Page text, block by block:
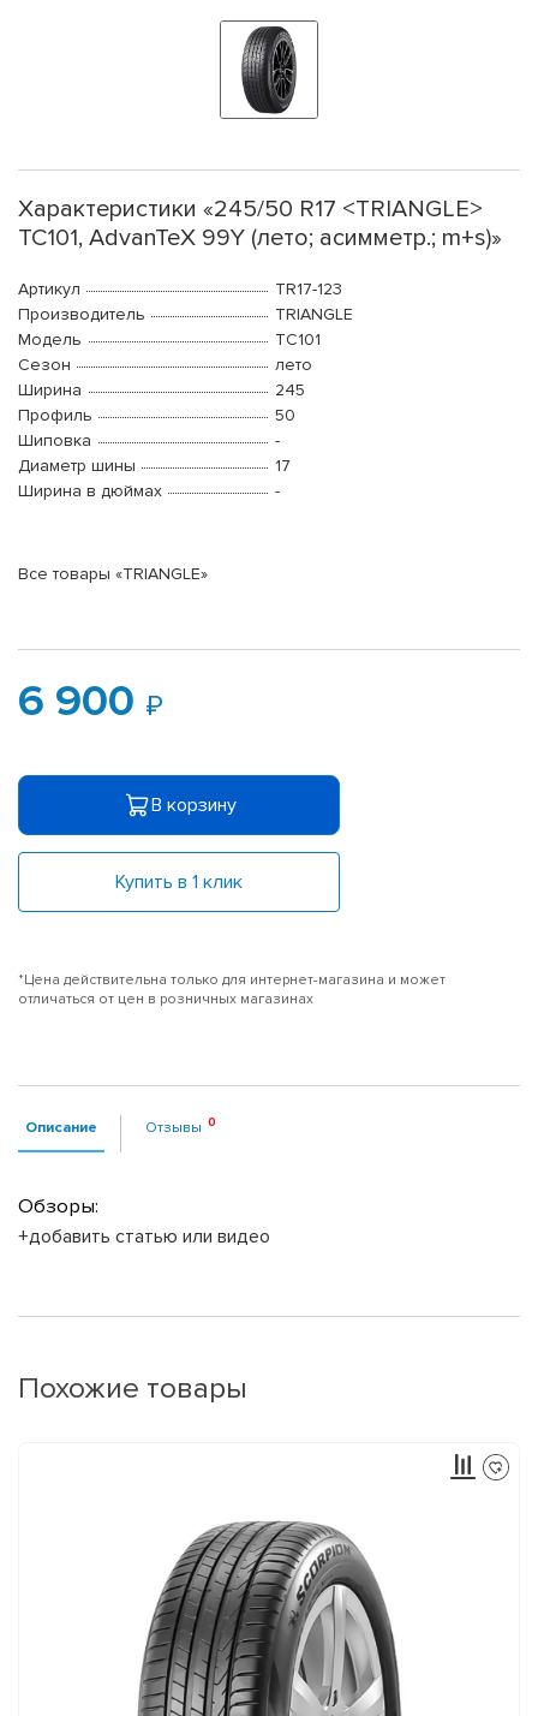
Характеристики «245/50 R17 <TRIANGLE>
TC101, AdvanTeX 99Y (лето; асимметр.; m+s)»
Артикул
TR17-123
Производитель
TRIANGLE
Модель
TC101
Сезон
лето
Ширина
245
Профиль
50
Шиповка
-
Диаметр шины
17
Ширина в дюймах
-
Все товары «TRIANGLE»
6 900
В корзину
Купить в 1 клик
*Цена действительна только для интернет-магазина и может
отличаться от цен в розничных магазинах
Описание Отзывы
Обзоры:
+добавить статью или видео
Похожие товары